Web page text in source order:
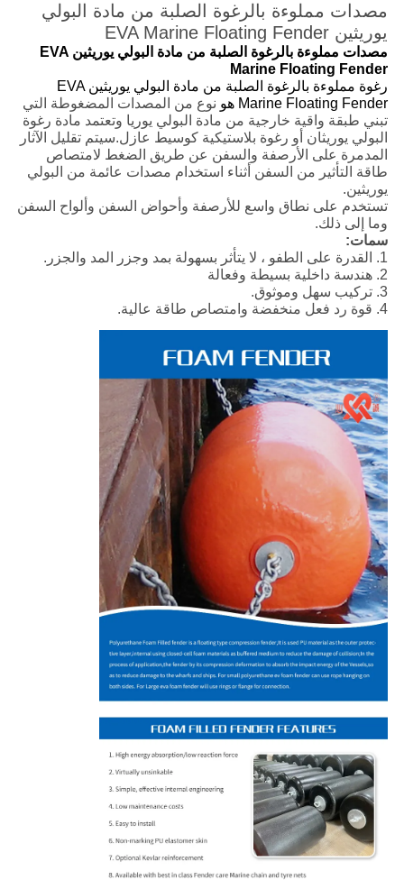
مصدات مملوءة بالرغوة الصلبة من مادة البولي
يوريثين EVA Marine Floating Fender
مصدات مملوءة بالرغوة الصلبة من مادة البولي يوريثين EVA
Marine Floating Fender
رغوة مملوءة بالرغوة الصلبة من مادة البولي يوريثين EVA
Marine Floating Fender هو
نوع من المصدات المضغوطة التي
تبني طبقة واقية خارجية من مادة البولي يوريا وتعتمد مادة رغوة
البولي يوريثان أو رغوة بلاستيكية كوسيط عازل.سيتم تقليل الآثار
المدمرة على الأرصفة والسفن عن طريق الضغط لامتصاص
طاقة التأثير من السفن أثناء استخدام مصدات عائمة من البولي
يوريثين.
تستخدم على نطاق واسع للأرصفة وأحواض السفن وألواح السفن
وما إلى ذلك.
سمات:
1. القدرة على الطفو ، لا يتأثر بسهولة بمد وجزر المد والجزر.
2. هندسة داخلية بسيطة وفعالة
3. تركيب سهل وموثوق.
4. قوة رد فعل منخفضة وامتصاص طاقة عالية.